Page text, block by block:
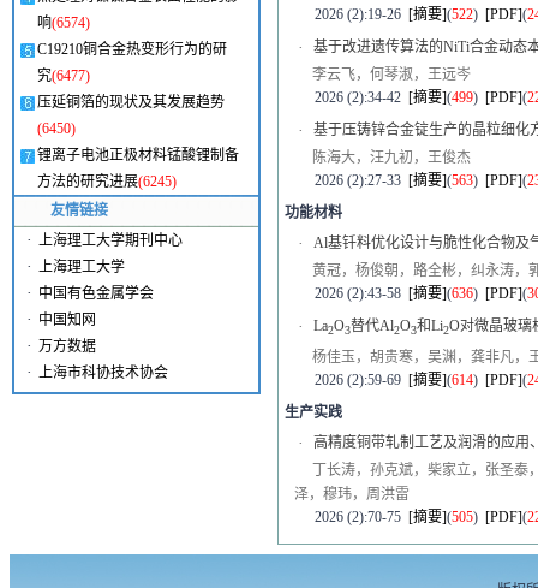
响(6574)
C19210铜合金热变形行为的研
究(6477)
压延铜箔的现状及其发展趋势
(6450)
锂离子电池正极材料锰酸锂制备
方法的研究进展(6245)
友情链接
· 上海理工大学期刊中心
· 上海理工大学
· 中国有色金属学会
· 中国知网
· 万方数据
· 上海市科协技术协会
2026 (2):19-26 [摘要](522) [PDF](
·
基于改进遗传算法的NiTi合金动态
李云飞，何琴淑，王远岑
2026 (2):34-42 [摘要](499) [PDF](
·
基于压铸锌合金锭生产的晶粒细化
陈海大，汪九初，王俊杰
2026 (2):27-33 [摘要](563) [PDF](
功能材料
·
Al基钎料优化设计与脆性化合物及
黄冠，杨俊朝，路全彬，纠永涛，
2026 (2):43-58 [摘要](636) [PDF](
· La2O3替代Al2O3和Li2O对微晶玻璃
杨佳玉，胡贵寒，吴渊，龚非凡，
2026 (2):59-69 [摘要](614) [PDF](
生产实践
·
高精度铜带轧制工艺及润滑的应用
丁长涛，孙克斌，柴家立，张圣
泽，穆玮，周洪雷
2026 (2):70-75 [摘要](505) [PDF](
· 上海超深基坑地下水综合治理关键